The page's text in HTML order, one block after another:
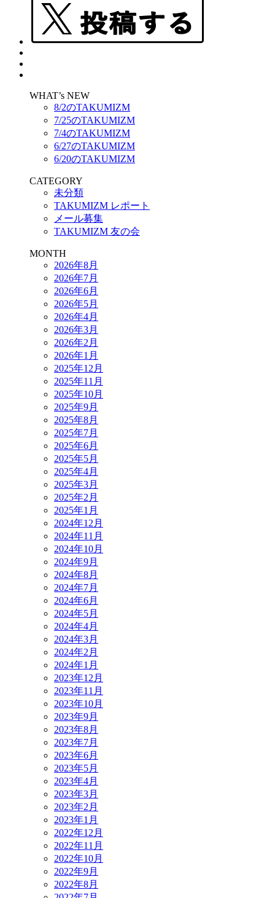
WHAT’s NEW
8/2のTAKUMIZM
7/25のTAKUMIZM
7/4のTAKUMIZM
6/27のTAKUMIZM
6/20のTAKUMIZM
CATEGORY
未分類
TAKUMIZM レポート
メール募集
TAKUMIZM 友の会
MONTH
2026年8月
2026年7月
2026年6月
2026年5月
2026年4月
2026年3月
2026年2月
2026年1月
2025年12月
2025年11月
2025年10月
2025年9月
2025年8月
2025年7月
2025年6月
2025年5月
2025年4月
2025年3月
2025年2月
2025年1月
2024年12月
2024年11月
2024年10月
2024年9月
2024年8月
2024年7月
2024年6月
2024年5月
2024年4月
2024年3月
2024年2月
2024年1月
2023年12月
2023年11月
2023年10月
2023年9月
2023年8月
2023年7月
2023年6月
2023年5月
2023年4月
2023年3月
2023年2月
2023年1月
2022年12月
2022年11月
2022年10月
2022年9月
2022年8月